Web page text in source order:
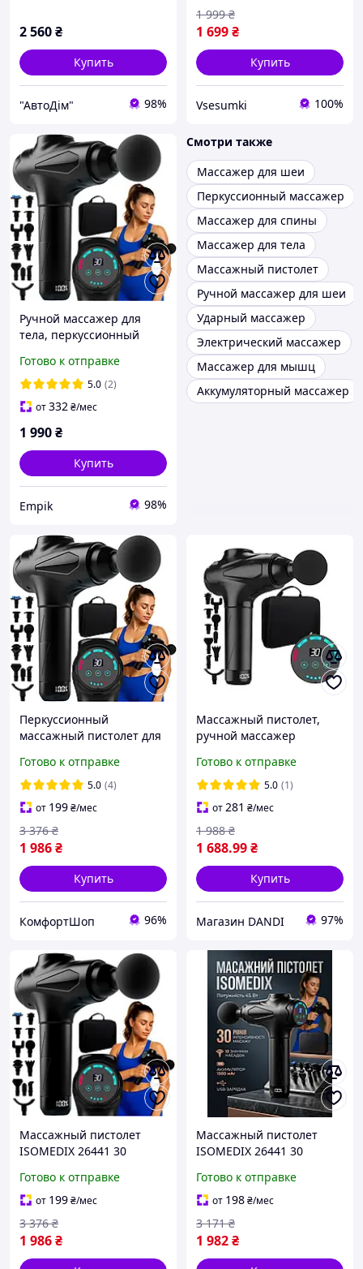
2 560₴
Купить
"АвтоДім" 98%
1 699₴
1 999 ₴
Купить
Vsesumki 100%
Ручной массажер для
тела, перкуссионный
Готово к отправке
5.0 (2)
от332₴/мес
1 990₴
Купить
Empik 98%
Смотри также
Массажер для шеи
Перкуссионный массажер
Массажер для спины
Массажер для тела
Массажный пистолет
Ручной массажер для шеи
Ударный массажер
Электрический массажер
Массажер для мышц
Аккумуляторный массажер
Перкуссионный
массажный пистолет для
насадками Isomedix
(26441)
Готово к отправке
5.0 (4)
от 199₴/мес
1 986₴
3 376 ₴
Купить
КомфортШоп 96%
Массажный пистолет,
ручной массажер
интенсивности 12
насадок
Готово к отправке
5.0 (1)
от281 ₴/мес
1 688.99₴
1 988 ₴
Купить
Магазин DANDI 97%
Массажный пистолет
ISOMEDIX 26441 30
мощность 180 Вт
аккумуляторный черный
пластик для поясницы
Готово к отправке
от 199₴/мес
1 986₴
3 376 ₴
Массажный пистолет
ISOMEDIX 26441 30
мощность 180 Вт
аккумуляторный черный
пластик для поясницы
Готово к отправке
от 198₴/мес
1 982₴
3 171 ₴